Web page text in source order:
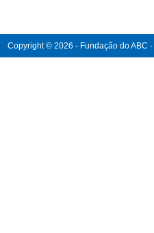
Copyright © 2026 - Fundação do ABC